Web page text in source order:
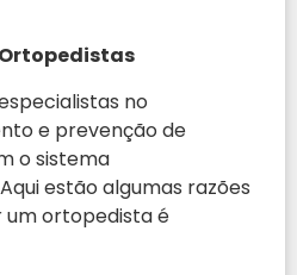
no
e prevenção de
o sistema
estão algumas razões
um ortopedista é